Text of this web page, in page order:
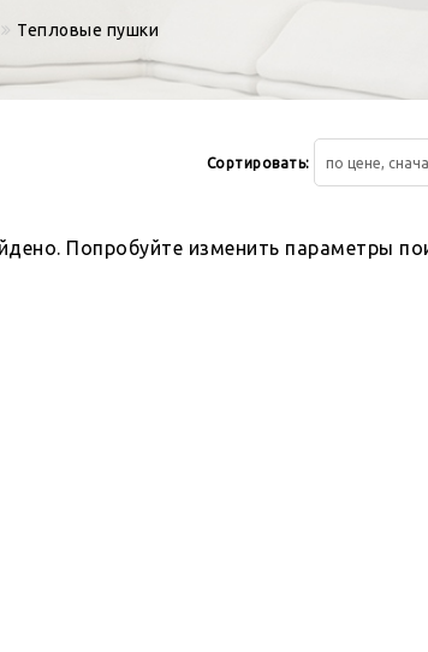
Тепловые пушки
Сортировать:
Попробуйте изменить параметры